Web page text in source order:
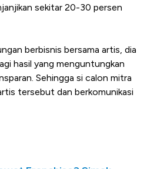
sekitar 20-30 persen
berbisnis bersama artis, dia
hasil yang menguntungkan
Sehingga si calon mitra
tersebut dan berkomunikasi